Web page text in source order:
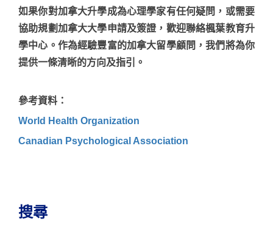
如果你對加拿大升學成為心理學家有任何疑問，或需要
協助規劃加拿大大學申請及簽證，歡迎聯絡楓葉教育升
學中心。作為經驗豐富的加拿大留學顧問 ，我們將為你
提供一條清晰的方向及指引。
參考資料：
World Health Organization
Canadian Psychological Association
搜尋